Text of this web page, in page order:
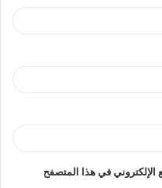
الإلكتروني في هذا المتصفح